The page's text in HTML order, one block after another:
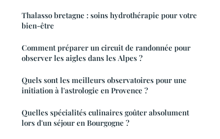
Thalasso bretagne : soins hydrothérapie pour votre
bien-être
Comment préparer un circuit de randonnée pour
observer les aigles dans les Alpes ?
Quels sont les meilleurs observatoires pour une
initiation à l'astrologie en Provence ?
Quelles spécialités culinaires goûter absolument
lors d'un séjour en Bourgogne ?